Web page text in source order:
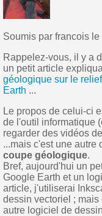
Soumis par francois le
Rappelez-vous, il y a
un petit article
géologique sur le
Earth ...
Le propos de celui-ci
de l'outil informatique
regarder des vidéos
...mais c'est une autre
coupe géologique.
Bref, aujourd'hui un
Google Earth et un
article, j'utiliserai
dessin vectoriel ; mais
autre logiciel de